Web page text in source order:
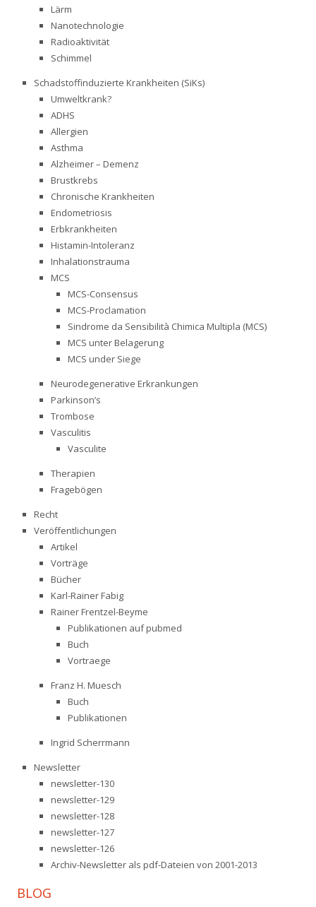
Lärm
Nanotechnologie
Radioaktivität
Schimmel
Schadstoffinduzierte Krankheiten (SiKs)
Umweltkrank?
ADHS
Allergien
Asthma
Alzheimer – Demenz
Brustkrebs
Chronische Krankheiten
Endometriosis
Erbkrankheiten
Histamin-Intoleranz
Inhalationstrauma
MCS
MCS-Consensus
MCS-Proclamation
Sindrome da Sensibilità Chimica Multipla (MCS)
MCS unter Belagerung
MCS under Siege
Neurodegenerative Erkrankungen
Parkinson’s
Trombose
Vasculitis
Vasculite
Therapien
Fragebögen
Recht
Veröffentlichungen
Artikel
Vorträge
Bücher
Karl-Rainer Fabig
Rainer Frentzel-Beyme
Publikationen auf pubmed
Buch
Vortraege
Franz H. Muesch
Buch
Publikationen
Ingrid Scherrmann
Newsletter
newsletter-130
newsletter-129
newsletter-128
newsletter-127
newsletter-126
Archiv-Newsletter als pdf-Dateien von 2001-2013
BLOG